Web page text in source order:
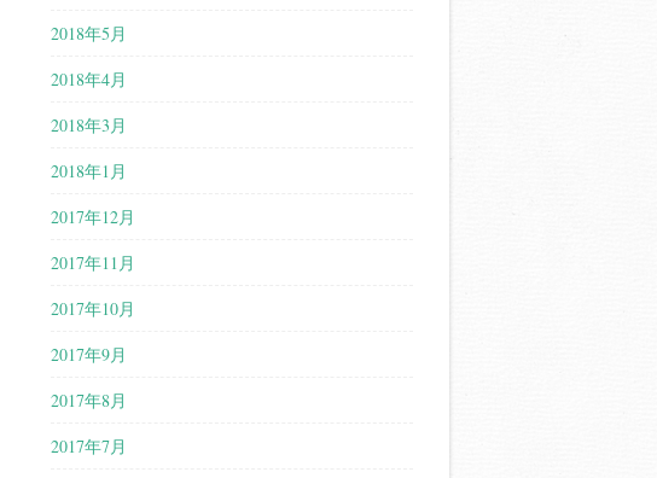
2018年5月
2018年4月
2018年3月
2018年1月
2017年12月
2017年11月
2017年10月
2017年9月
2017年8月
2017年7月